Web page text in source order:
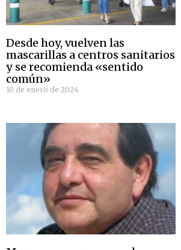
Desde hoy, vuelven las
mascarillas a centros sanitarios
y se recomienda «sentido
común»
10 de enero de 2024